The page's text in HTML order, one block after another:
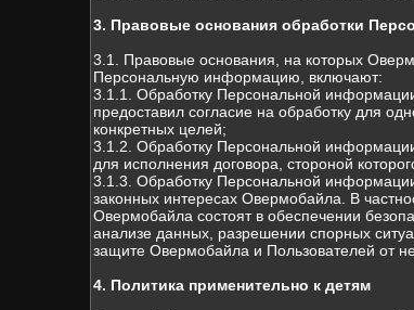
3. Правовые основания обработки
3.1. Правовые основания, на которых
Персональную информацию, включают:
3.1.1. Обработку Персональной
предоставил согласие на обработку для
конкретных целей;
3.1.2. Обработку Персональной
для исполнения договора, стороной
3.1.3. Обработку Персональной
законных интересах Овермобайла. В
Овермобайла состоят в обеспечении
анализе данных, разрешении спорных
защите Овермобайла и Пользователей от
4. Политика применительно к детям